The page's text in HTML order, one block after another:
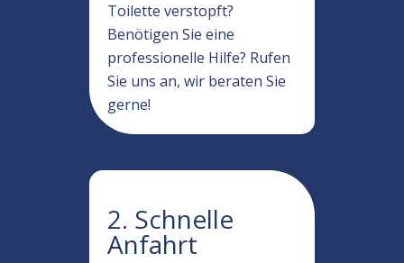
Toilette verstopft?
Benötigen Sie eine
professionelle Hilfe? Rufen
Sie uns an, wir beraten Sie
gerne!
2. Schnelle
Anfahrt